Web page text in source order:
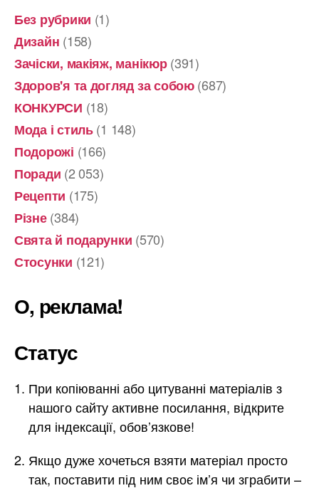
Без рубрики (1)
Дизайн (158)
Зачіски, макіяж, манікюр(391)
Здоров'я та догляд за собою(687)
КОНКУРСИ (18)
Мода і стиль(1 148)
Подорожі (166)
Поради (2 053)
Рецепти (175)
Різне(384)
Свята й подарунки (570)
Стосунки (121)
О, реклама!
Статус
При копіюванні або цитуванні матеріалів з
нашого сайту активне посилання, відкрите
для індексації, обов’язкове!
Якщо дуже хочеться взяти матеріал просто
так, поставити під ним своє ім’я чи зграбити –